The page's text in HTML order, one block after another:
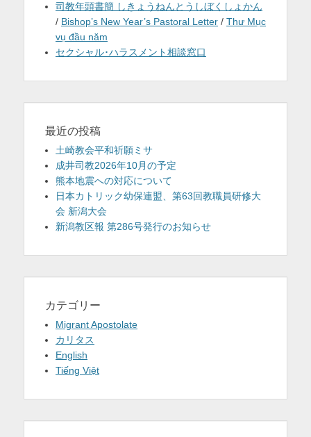
司教年頭書簡 しきょうねんとうしぼくしょかん
/ Bishop’s New Year’s Pastoral Letter / Thư Mục
vụ đầu năm
セクシャル･ハラスメント相談窓口
最近の投稿
土崎教会平和祈願ミサ
成井司教2026年10月の予定
熊本地震への対応について
日本カトリック幼保連盟、第63回教職員研修大
会 新潟大会
新潟教区報 第286号発行のお知らせ
カテゴリー
Migrant Apostolate
カリタス
English
Tiếng Việt